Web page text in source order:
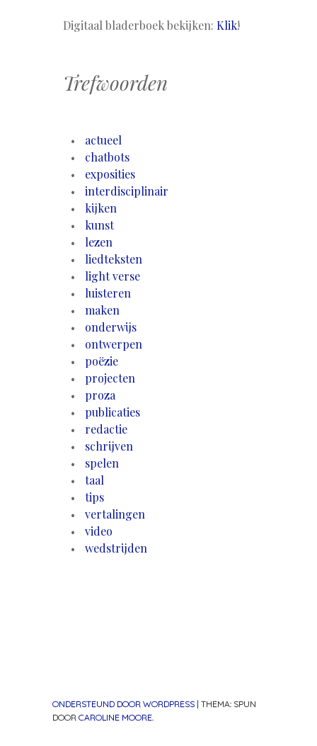
Digitaal bladerboek bekijken: Klik!
Trefwoorden
actueel
chatbots
exposities
interdisciplinair
kijken
kunst
lezen
liedteksten
light verse
luisteren
maken
onderwijs
ontwerpen
poëzie
projecten
proza
publicaties
redactie
schrijven
spelen
taal
tips
vertalingen
video
wedstrijden
ONDERSTEUND DOOR WORDPRESS | THEMA: SPUN
DOOR CAROLINE MOORE.